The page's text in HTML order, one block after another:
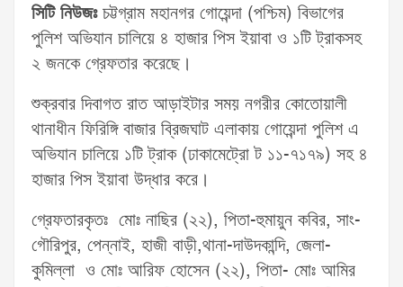
সিটি নিউজঃচট্টগ্রাম মহানগর গোয়েন্দা (পশ্চিম) বিভাগের
পুলিশ অভিযান চালিয়ে ৪ হাজার পিস ইয়াবা ও ১টি ট্রাকসহ
২ জনকে গ্রেফতার করেছে।
শুক্রবার দিবাগত রাত আড়াইটার সময় নগরীর কোতোয়ালী
থানাধীন ফিরিঙ্গি বাজার ব্রিজঘাট এলাকায় গোয়েন্দা পুলিশ এ
অভিযান চালিয়ে ১টি ট্রাক (ঢাকামেট্রো ট ১১-৭১৭৯) সহ ৪
হাজার পিস ইয়াবা উদ্ধার করে।
গ্রেফতারকৃতঃ মোঃ নাছির (২২), পিতা-হুমায়ুন কবির, সাং-
গৌরিপুর, পেন্নাই, হাজী বাড়ী,থানা-দাউদকান্দি, জেলা-
কুমিল্লা ও মোঃ আরিফ হোসেন (২২), পিতা- মোঃ আমির